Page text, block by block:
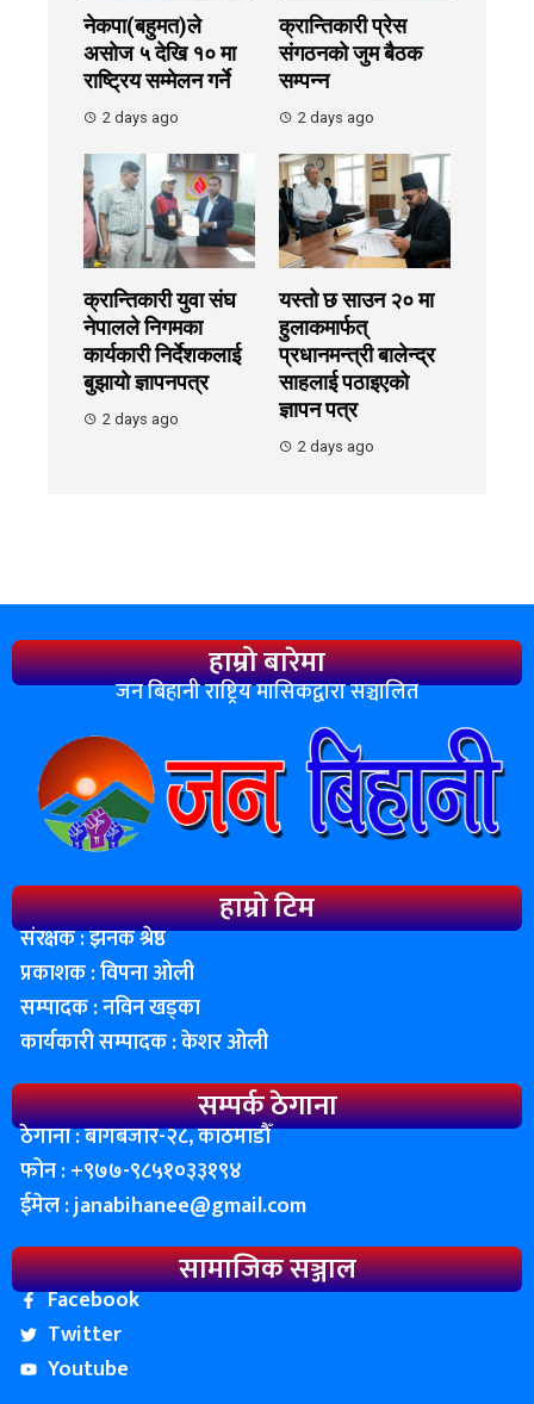
नेकपा(बहुमत)ले
असोज ५ देखि १० मा
राष्ट्रिय सम्मेलन गर्ने
2 days ago
क्रान्तिकारी प्रेस
संगठनको जुम बैठक
सम्पन्न
2 days ago
क्रान्तिकारी युवा संघ
नेपालले निगमका
कार्यकारी निर्देशकलाई
बुझायाे ज्ञापनपत्र
2 days ago
यस्तो छ साउन २० मा
हुलाकमार्फत्
प्रधानमन्त्री बालेन्द्र
साहलाई पठाइएको
ज्ञापन पत्र
2 days ago
हाम्रो बारेमा
जन बिहानी राष्ट्रिय मासिकद्वारा सञ्चालित
हाम्रो टिम
संरक्षक : झनक श्रेष्ठ
प्रकाशक : विपना ओली
सम्पादक : नविन खड्का
कार्यकारी सम्पादक : केशर ओली
सम्पर्क ठेगाना
ठेगाना : बागबजार-२८, काठमाडाैँ
फोन : ‌+९७७-९८५१०३३१९४
ईमेल :janabihanee@gmail.com
सामाजिक सञ्जाल
Facebook
Twitter
Youtube